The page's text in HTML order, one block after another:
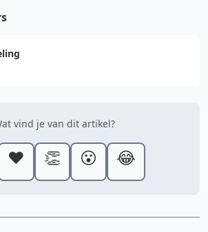
vind je van dit artikel?
❤️ 👏 😮 😂